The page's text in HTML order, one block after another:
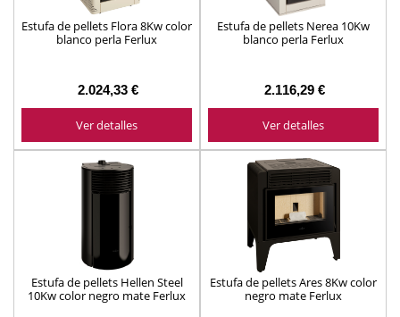
Estufa de pellets Flora 8Kw color
blanco perla Ferlux
2.024,33 €
Ver detalles
Estufa de pellets Nerea 10Kw
blanco perla Ferlux
2.116,29 €
Ver detalles
Estufa de pellets Hellen Steel
10Kw color negro mate Ferlux
Estufa de pellets Ares 8Kw color
negro mate Ferlux